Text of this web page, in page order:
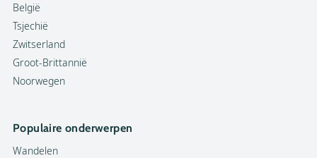
België
Tsjechië
Zwitserland
Groot-Brittannië
Noorwegen
Populaire onderwerpen
Wandelen